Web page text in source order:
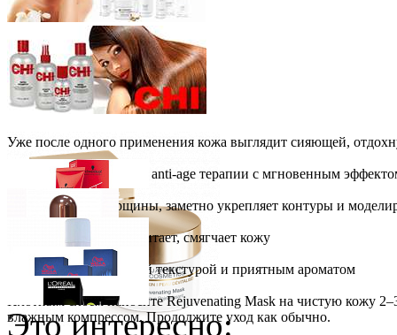
Уже после одного применения кожа выглядит сияющей,
Средство интенсивной anti-age терапии с мгновенным
∙ Разглаживает морщины, заметно укрепляет контуры и
∙ Глубоко увлажняет, питает, смягчает кожу
∙ Обладает насыщенной текстурой и приятным ароматом
Применение
Плотным слоем наносите Rejuvenating Mask на чистую кожу
влажным компрессом. Продолжите уход как обычно.
Schwarzkopf Professional IGORA Royal крем-краска для волос
Ожидается
Это интересно: